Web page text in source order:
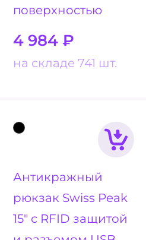
поверхностью
4 984 ₽
на складе 741 шт.
Антикражный
рюкзак Swiss Peak
15" с RFID защитой